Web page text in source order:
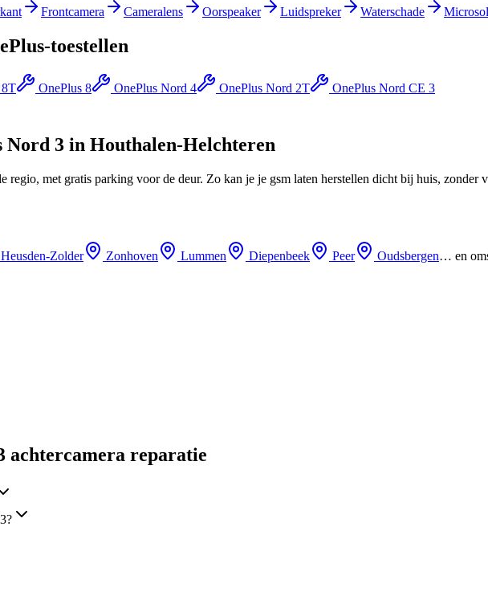
Frontcamera Cameralens Oorspeaker Luidspreker Waterschade
-toestellen
8T OnePlus 8 OnePlus Nord 4 OnePlus Nord 2T
OnePlus Nord CE 3
Nord 3 in Houthalen-Helchteren
regio, met gratis parking voor de deur. Zo kan je je gsm laten herstellen dicht bij huis, zonder
Heusden-Zolder Zonhoven Lummen Diepenbeek Peer Oudsbergen… en
achtercamera reparatie